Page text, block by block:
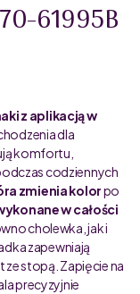
61995B
z aplikacją w
dla
komfortu,
codziennych
zmienia kolorpo
w całości
cholewka, jak i
zapewniają
stopą. Zapięcie na
precyzyjnie